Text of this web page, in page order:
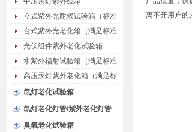
立式紫外光耐候试验箱（标准
型）
台式紫外光老化箱（满足标准
GB/T16776）
光伏组件紫外老化试验箱
水紫外辐射试验箱（满足标准
JC485-1992）
高压汞灯紫外老化箱（满足标
准GB/T16777）
氙灯老化试验箱
氙灯老化灯管/紫外老化灯管
（耗材）
臭氧老化试验箱
离不开用户的